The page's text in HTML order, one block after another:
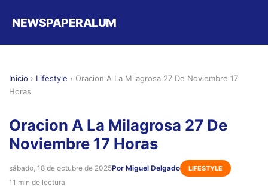
NEWSPAPERALUM
Inicio › Lifestyle › Oracion A La Milagrosa 27 De Noviembre 17
Horas
Oracion A La Milagrosa 27 De
Noviembre 17 Horas
sábado, 18 de octubre de 2025Por Miguel Delgado LIFESTYLE
11 min de lectura